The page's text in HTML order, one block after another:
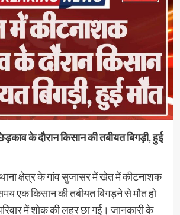
के दौरान किसान की तबीयत बिगड़ी, हुई
क्षेत्र के गांव सुजासर में खेत में कीटनाशक
एक किसान की तबीयत बिगड़ने से मौत हो
में शोक की लहर छा गई। जानकारी के